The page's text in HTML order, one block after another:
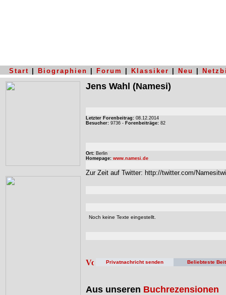
Start Biographien Forum Klassiker Neu
Jens Wahl (Namesi)
Letzter Forenbeitrag: 08.12.2014
Besucher: 9736 - Forenbeiträge: 82
Ort: Berlin
Homepage: www.namesi.de
Zur Zeit auf Twitter: http://twitter.com/
Noch keine Texte eingestellt.
Privatnachricht senden Beliebteste
Aus unseren Buchrezensionen